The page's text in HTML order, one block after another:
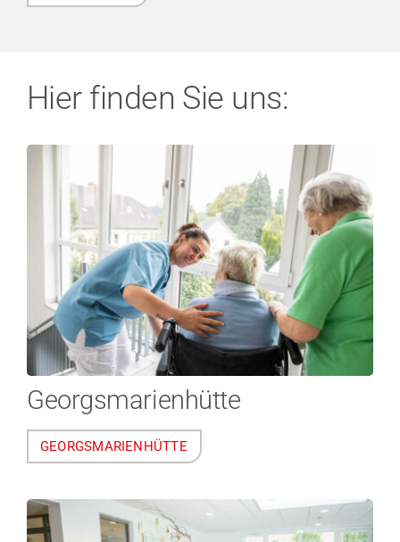
Hier finden Sie uns:
Georgsmarienhütte
GEORGSMARIENHÜTTE